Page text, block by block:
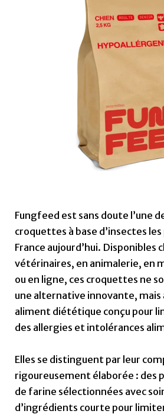
Fungfeed est sans doute l’une
croquettes à base d’insectes
France aujourd’hui. Disponibles
vétérinaires, en animalerie, en
ou en ligne, ces croquettes ne
une alternative innovante, mais
aliment diététique conçu pour
des allergies et intolérances
Elles se distinguent par leur
rigoureusement élaborée : des
de farine sélectionnées avec
d’ingrédients courte pour